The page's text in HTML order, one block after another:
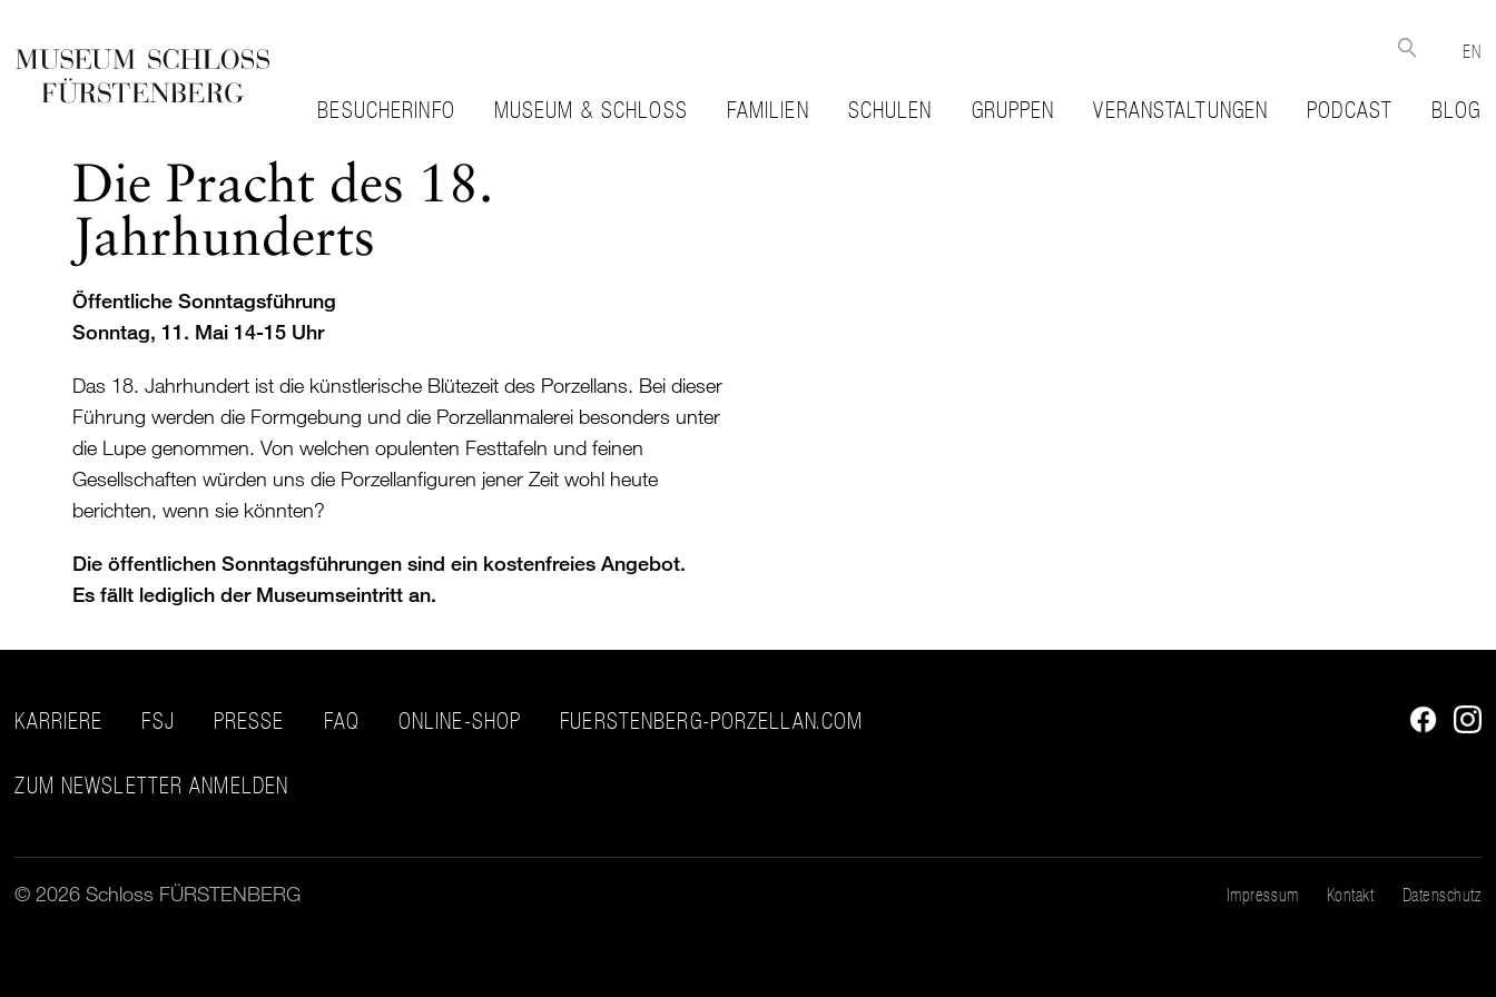
EN
BESUCHERINFO MUSEUM & SCHLOSS FAMILIEN SCHULEN GRUPPEN VERANSTALTUNGEN PODCAST BLOG
Die Pracht des 18.
Jahrhunderts
Öffentliche Sonntagsführung
Sonntag, 11. Mai 14-15 Uhr
Das 18. Jahrhundert ist die künstlerische Blütezeit des Porzellans. Bei dieser
Führung werden die Formgebung und die Porzellanmalerei besonders unter
die Lupe genommen. Von welchen opulenten Festtafeln und feinen
Gesellschaften würden uns die Porzellanfiguren jener Zeit wohl heute
berichten, wenn sie könnten?
Die öffentlichen Sonntagsführungen sind ein kostenfreies Angebot.
Es fällt lediglich der Museumseintritt an.
KARRIERE FSJ PRESSE FAQ ONLINE-SHOP FUERSTENBERG-PORZELLAN.COM
ZUM NEWSLETTER ANMELDEN
Impressum Kontakt Datenschutz
© 2026 Schloss FÜRSTENBERG